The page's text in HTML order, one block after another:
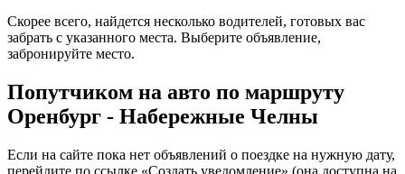
Скорее всего, найдется несколько водителей, готовых вас
забрать с указанного места. Выберите объявление,
забронируйте место.
Попутчиком на авто по маршруту
Оренбург - Набережные Челны
Если на сайте пока нет объявлений о поездке на нужную дату,
перейдите по ссылке «Создать уведомление» (она доступна на